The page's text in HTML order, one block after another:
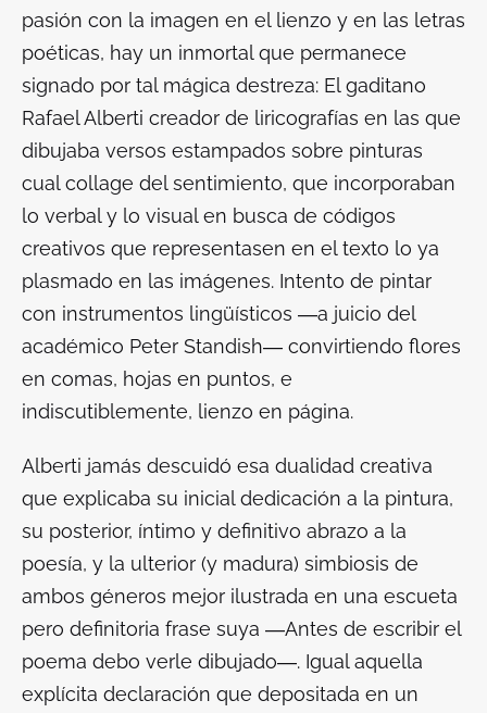
pasión con la imagen en el lienzo y en las letras
poéticas, hay un inmortal que permanece
signado por tal mágica destreza: El gaditano
Rafael Alberti creador de liricografías en las que
dibujaba versos estampados sobre pinturas
cual collage del sentimiento, que incorporaban
lo verbal y lo visual en busca de códigos
creativos que representasen en el texto lo ya
plasmado en las imágenes. Intento de pintar
con instrumentos lingüísticos ―a juicio del
académico Peter Standish― convirtiendo flores
en comas, hojas en puntos, e
indiscutiblemente, lienzo en página.
Alberti jamás descuidó esa dualidad creativa
que explicaba su inicial dedicación a la pintura,
su posterior, íntimo y definitivo abrazo a la
poesía, y la ulterior (y madura) simbiosis de
ambos géneros mejor ilustrada en una escueta
pero definitoria frase suya ―Antes de escribir el
poema debo verle dibujado―. Igual aquella
explícita declaración que depositada en un